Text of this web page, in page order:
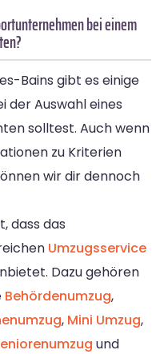
bei einem
Bains gibt es einige
der Auswahl eines
solltest. Auch wenn
zu Kriterien
wir dir dennoch
dass das
Umzugsservice
Dazu gehören
Behördenumzug,
, Mini Umzug,
und